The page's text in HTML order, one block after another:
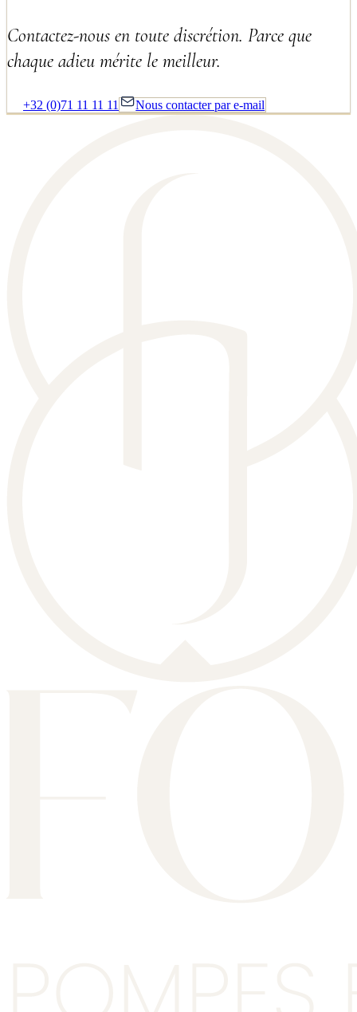
Contactez-nous en toute discrétion. Parce que
chaque adieu mérite le meilleur.
+32 (0)71 11 11 11 Nous contacter par e-mail